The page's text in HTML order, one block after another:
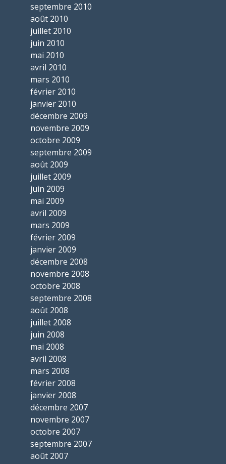
septembre 2010
août 2010
juillet 2010
juin 2010
mai 2010
avril 2010
mars 2010
février 2010
janvier 2010
décembre 2009
novembre 2009
octobre 2009
septembre 2009
août 2009
juillet 2009
juin 2009
mai 2009
avril 2009
mars 2009
février 2009
janvier 2009
décembre 2008
novembre 2008
octobre 2008
septembre 2008
août 2008
juillet 2008
juin 2008
mai 2008
avril 2008
mars 2008
février 2008
janvier 2008
décembre 2007
novembre 2007
octobre 2007
septembre 2007
août 2007